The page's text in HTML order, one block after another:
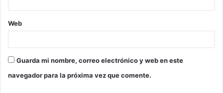
Web
Guarda mi nombre, correo electrónico y web en este
navegador para la próxima vez que comente.